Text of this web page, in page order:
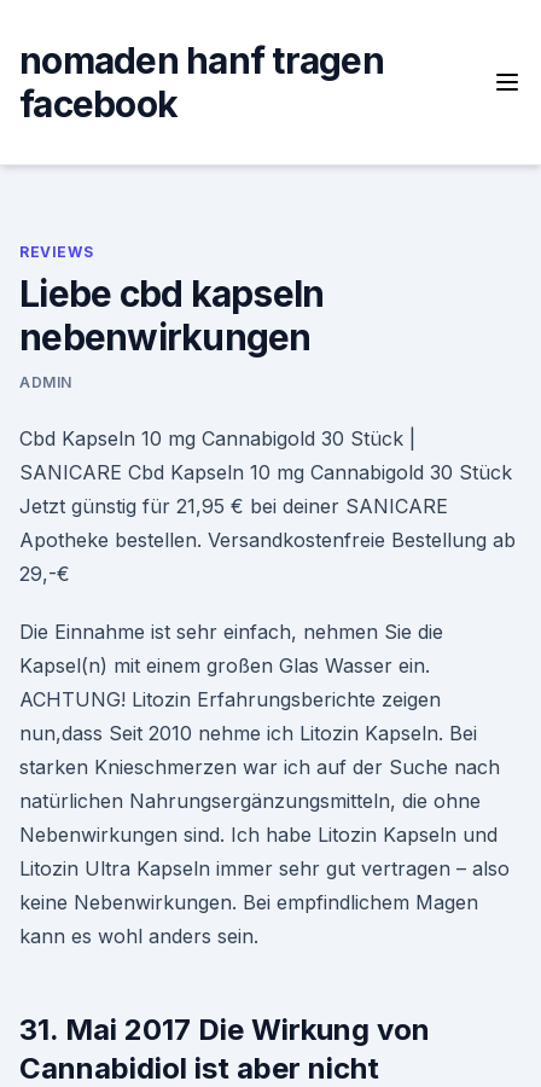
content
nomaden hanf tragen
facebook
REVIEWS
Liebe cbd kapseln
nebenwirkungen
ADMIN
Cbd Kapseln 10 mg Cannabigold 30 Stück |
SANICARE Cbd Kapseln 10 mg Cannabigold 30 Stück
Jetzt günstig für 21,95 € bei deiner SANICARE
Apotheke bestellen. Versandkostenfreie Bestellung ab
29,-€
Die Einnahme ist sehr einfach, nehmen Sie die
Kapsel(n) mit einem großen Glas Wasser ein.
ACHTUNG! Litozin Erfahrungsberichte zeigen
nun,dass Seit 2010 nehme ich Litozin Kapseln. Bei
starken Knieschmerzen war ich auf der Suche nach
natürlichen Nahrungsergänzungsmitteln, die ohne
Nebenwirkungen sind. Ich habe Litozin Kapseln und
Litozin Ultra Kapseln immer sehr gut vertragen – also
keine Nebenwirkungen. Bei empfindlichem Magen
kann es wohl anders sein.
31. Mai 2017 Die Wirkung von
Cannabidiol ist aber nicht